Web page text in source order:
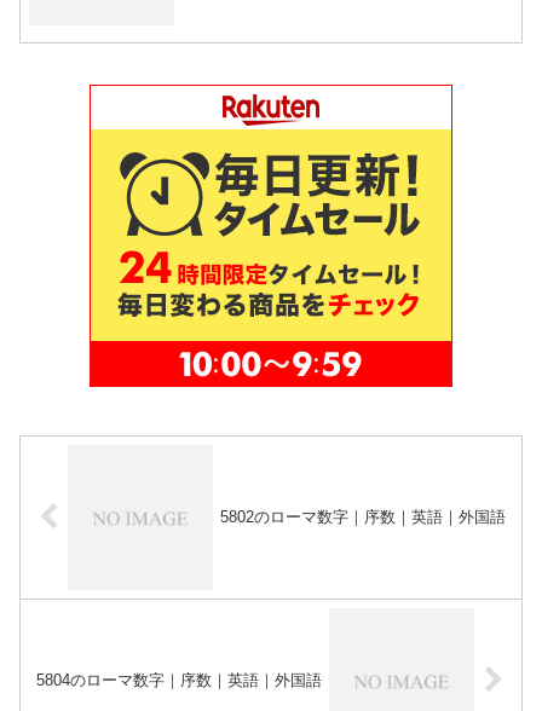
5802のローマ数字｜序数｜英語｜外国語
5804のローマ数字｜序数｜英語｜外国語